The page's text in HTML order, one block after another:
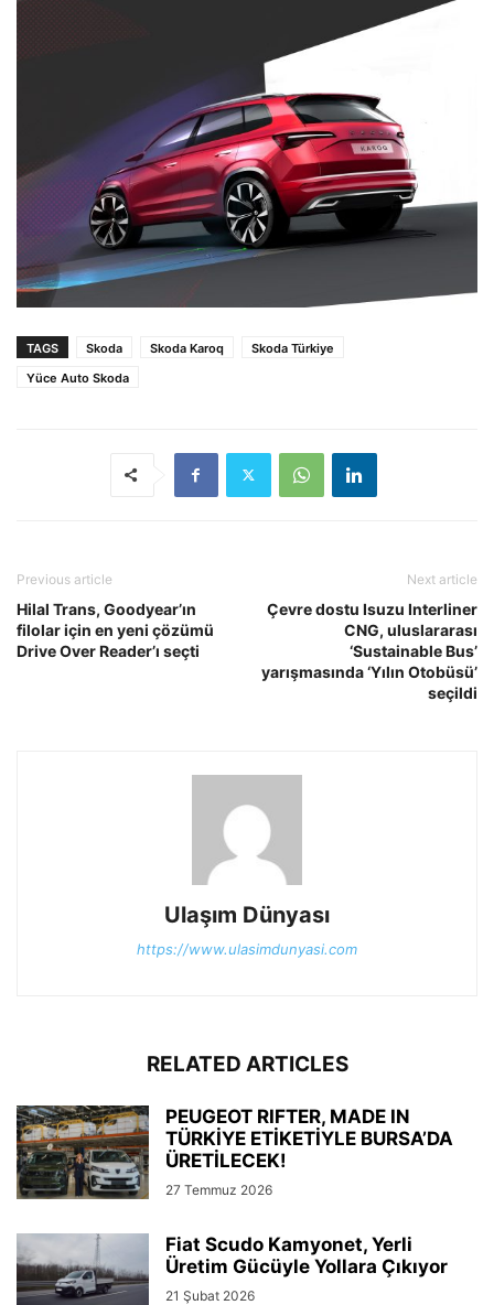
TAGS Skoda Skoda Karoq
Skoda Türkiye
Yüce Auto Skoda
Previous article
Hilal Trans, Goodyear’ın
filolar için en yeni çözümü
Drive Over Reader’ı seçti
Next article
Çevre dostu Isuzu Interliner
CNG, uluslararası
‘Sustainable Bus’
yarışmasında ‘Yılın Otobüsü’
seçildi
Ulaşım Dünyası
https://www.ulasimdunyasi.com
RELATED ARTICLES
PEUGEOT RIFTER, MADE IN
TÜRKİYE ETİKETİYLE BURSA’DA
ÜRETİLECEK!
27 Temmuz 2026
Fiat Scudo Kamyonet, Yerli
Üretim Gücüyle Yollara Çıkıyor
21 Şubat 2026